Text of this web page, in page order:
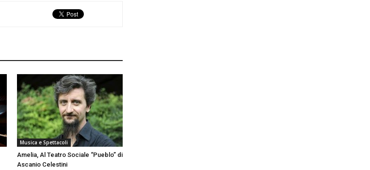
Musica e Spettacoli
Amelia, Al Teatro Sociale “Pueblo” di
Ascanio Celestini